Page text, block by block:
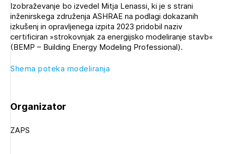
Izobraževanje bo izvedel Mitja Lenassi, ki je s strani
inženirskega združenja ASHRAE na podlagi dokazanih
izkušenj in opravljenega izpita 2023 pridobil naziv
certificiran »strokovnjak za energijsko modeliranje stavb«
(BEMP – Building Energy Modeling Professional).
Shema poteka modeliranja
Organizator
ZAPS